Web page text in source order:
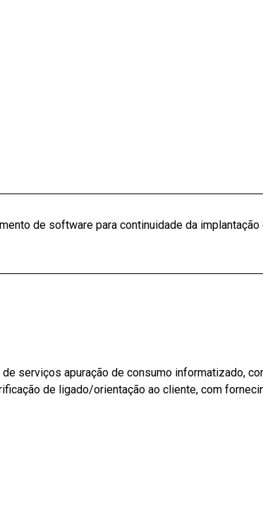
de software para continuidade da implantação
serviços apuração de consumo informatizado,
de ligado/orientação ao cliente, com